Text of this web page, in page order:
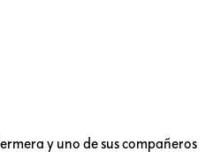
y uno de sus compañeros